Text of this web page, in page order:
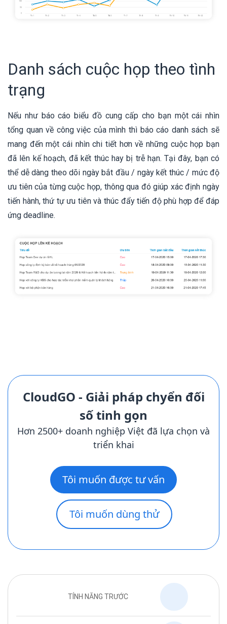
Danh sách cuộc họp theo tình
trạng
Nếu như báo cáo biểu đồ cung cấp cho bạn một cái nhìn
tổng quan về công việc của mình thì báo cáo danh sách sẽ
mang đến một cái nhìn chi tiết hơn về những cuộc họp bạn
đã lên kế hoạch, đã kết thúc hay bị trễ hạn. Tại đây, bạn có
thể dễ dàng theo dõi ngày bắt đầu / ngày kết thúc / mức độ
ưu tiên của từng cuộc họp, thông qua đó giúp xác định ngày
tiến hành, thứ tự ưu tiên và thúc đẩy tiến độ phù hợp để đáp
ứng deadline.
CloudGO - Giải pháp chyển đối
số tinh gọn
Hơn 2500+ doanh nghiệp Việt đã lựa chọn và
triển khai
Tôi muốn được tư vấn
Tôi muốn dùng thử
TÍNH NĂNG TRƯỚC